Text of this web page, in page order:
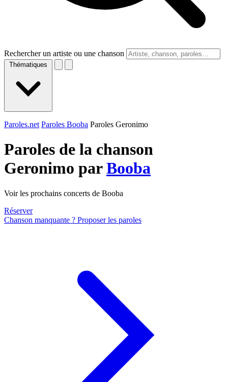
Rechercher un artiste ou une chanson
Thématiques
Paroles.net Paroles Booba Paroles Geronimo
Paroles de la chanson
Geronimo parBooba
Voir les prochains concerts de Booba
Réserver
Chanson manquante ? Proposer les paroles